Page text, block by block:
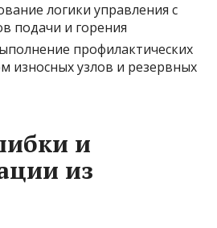
логики управления с
подачи и горения
профилактических
износных узлов и резервных
и
из